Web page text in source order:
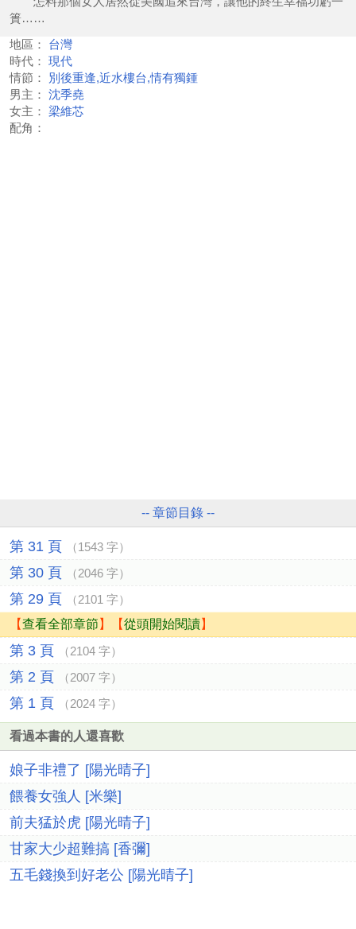
簣……
地區：
台灣
時代：
現代
情節：
別後重逢,近水樓台,情有獨鍾
男主：
沈季堯
女主：
梁維芯
配角：
-- 章節目錄 --
第 31 頁 （1543 字）
第 30 頁 （2046 字）
第 29 頁 （2101 字）
【查看全部章節 】【從頭開始閱讀】
第 3 頁 （2104 字）
第 2 頁 （2007 字）
第 1 頁 （2024 字）
看過本書的人還喜歡
娘子非禮了 [陽光晴子]
餵養女強人 [米樂]
前夫猛於虎 [陽光晴子]
甘家大少超難搞 [香彌]
五毛錢換到好老公 [陽光晴子]